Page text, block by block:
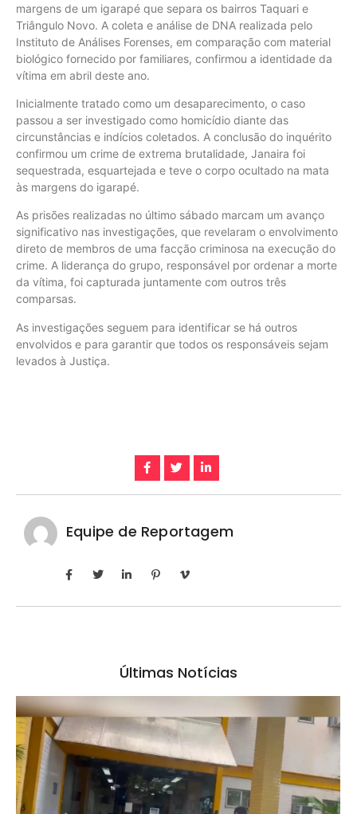
margens de um igarapé que separa os bairros Taquari e
Triângulo Novo. A coleta e análise de DNA realizada pelo
Instituto de Análises Forenses, em comparação com material
biológico fornecido por familiares, confirmou a identidade da
vítima em abril deste ano.
Inicialmente tratado como um desaparecimento, o caso
passou a ser investigado como homicídio diante das
circunstâncias e indícios coletados. A conclusão do inquérito
confirmou um crime de extrema brutalidade, Janaira foi
sequestrada, esquartejada e teve o corpo ocultado na mata
às margens do igarapé.
As prisões realizadas no último sábado marcam um avanço
significativo nas investigações, que revelaram o envolvimento
direto de membros de uma facção criminosa na execução do
crime. A liderança do grupo, responsável por ordenar a morte
da vítima, foi capturada juntamente com outros três
comparsas.
As investigações seguem para identificar se há outros
envolvidos e para garantir que todos os responsáveis sejam
levados à Justiça.
Equipe de Reportagem
Últimas Notícias